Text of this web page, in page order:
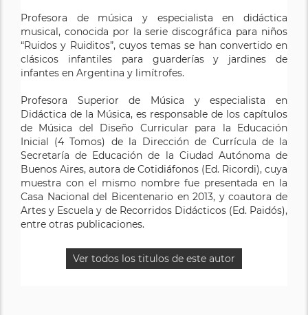
Profesora de música y especialista en didáctica
musical, conocida por la serie discográfica para niños
“Ruidos y Ruiditos”, cuyos temas se han convertido en
clásicos infantiles para guarderías y jardines de
infantes en Argentina y limítrofes.
Profesora Superior de Música y especialista en
Didáctica de la Música, es responsable de los capítulos
de Música del Diseño Curricular para la Educación
Inicial (4 Tomos) de la Dirección de Currícula de la
Secretaría de Educación de la Ciudad Autónoma de
Buenos Aires, autora de Cotidiáfonos (Ed. Ricordi), cuya
muestra con el mismo nombre fue presentada en la
Casa Nacional del Bicentenario en 2013, y coautora de
Artes y Escuela y de Recorridos Didácticos (Ed. Paidós),
entre otras publicaciones.
Ver todos los titulos de este autor
Profesor titular del Departamento de Didáctica de la
Expresión Musical y Corporal de la Universidad de
Barcelona. Tiene experiencia docente en Educación
Infantil, Primaria y Secundaria así como en formación
permanente del profesorado. Recientemente ha
Facultad de Formación del Profesorado y coordinación
del Máster de Formación del Profesorado de
Secundaria de la Universidad de Barcelona.
Actualmente es delegado del rector para el
seguimiento del sistema de aseguramiento interno de
la calidad de la Facultad de Educación. Ha publicado
varios libros y artículos relacionados con la didáctica
de la música, las diversas etapas de la enseñanza, la
creatividad y la docencia universitaria.
Ver todos los titulos de este autor